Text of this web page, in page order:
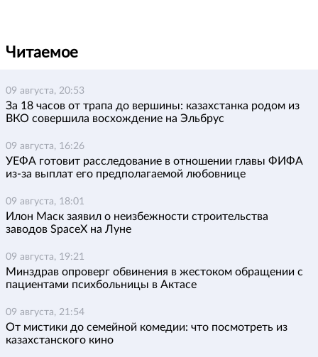
Читаемое
09 августа, 20:53
За 18 часов от трапа до вершины: казахстанка родом из
ВКО совершила восхождение на Эльбрус
09 августа, 16:26
УЕФА готовит расследование в отношении главы ФИФА
из-за выплат его предполагаемой любовнице
09 августа, 18:01
Илон Маск заявил о неизбежности строительства
заводов SpaceX на Луне
09 августа, 19:21
Минздрав опроверг обвинения в жестоком обращении с
пациентами психбольницы в Актасе
09 августа, 21:54
От мистики до семейной комедии: что посмотреть из
казахстанского кино